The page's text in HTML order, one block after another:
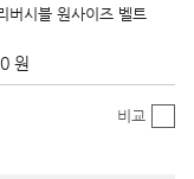
버시블 원사이즈 벨트
원
비교